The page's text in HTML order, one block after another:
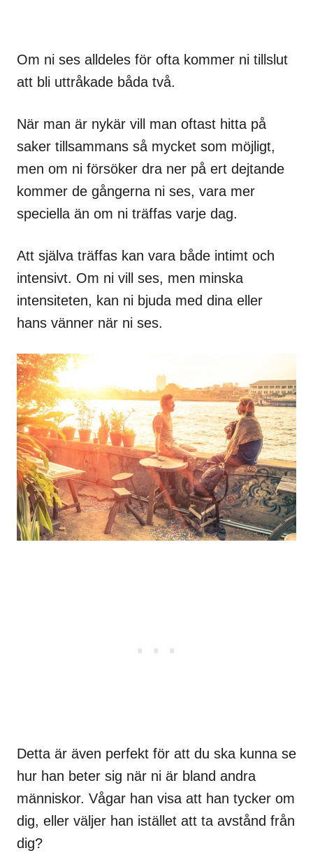
Om ni ses alldeles för ofta kommer ni tillslut
att bli uttråkade båda två.
När man är nykär vill man oftast hitta på
saker tillsammans så mycket som möjligt,
men om ni försöker dra ner på ert dejtande
kommer de gångerna ni ses, vara mer
speciella än om ni träffas varje dag.
Att själva träffas kan vara både intimt och
intensivt. Om ni vill ses, men minska
intensiteten, kan ni bjuda med dina eller
hans vänner när ni ses.
Detta är även perfekt för att du ska kunna se
hur han beter sig när ni är bland andra
människor. Vågar han visa att han tycker om
dig, eller väljer han istället att ta avstånd från
dig?